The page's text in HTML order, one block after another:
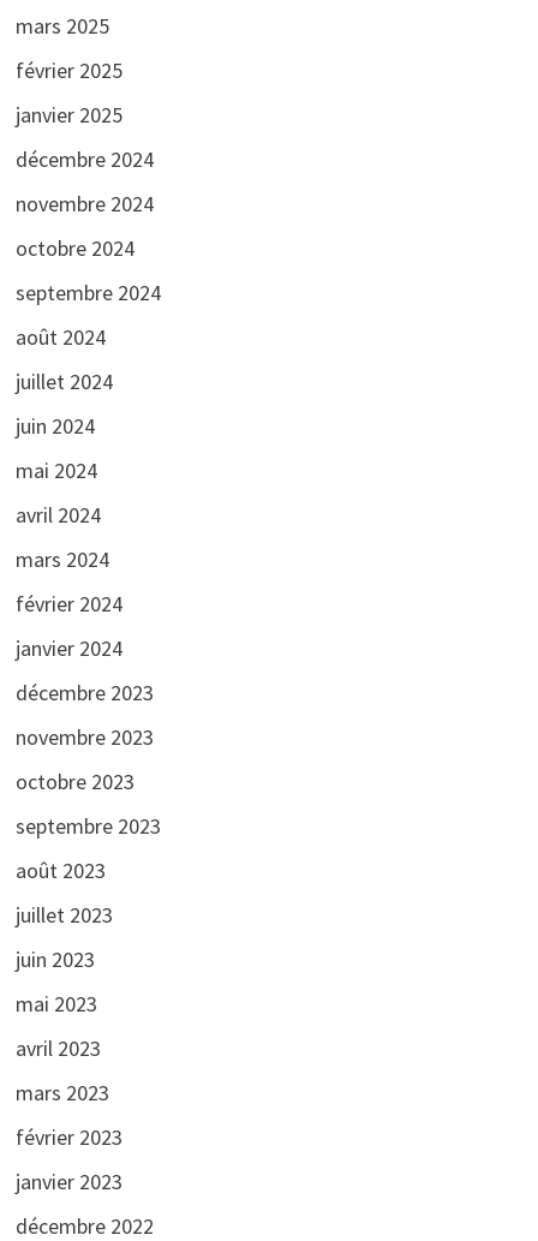
mars 2025
février 2025
janvier 2025
décembre 2024
novembre 2024
octobre 2024
septembre 2024
août 2024
juillet 2024
juin 2024
mai 2024
avril 2024
mars 2024
février 2024
janvier 2024
décembre 2023
novembre 2023
octobre 2023
septembre 2023
août 2023
juillet 2023
juin 2023
mai 2023
avril 2023
mars 2023
février 2023
janvier 2023
décembre 2022